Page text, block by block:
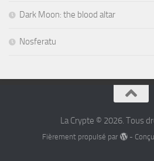
Dark Moon: the blood altar
Nosferatu
La Crypte © 2026. Tous
Fièrement propulsé par -